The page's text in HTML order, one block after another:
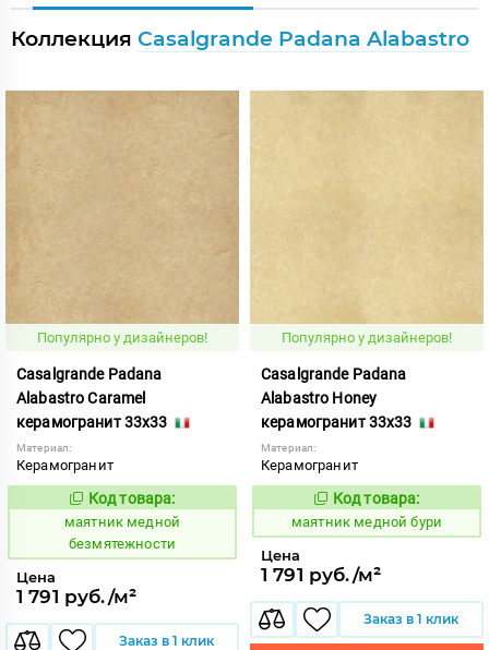
Коллекция Casalgrande Padana Alabastro
Популярно у дизайнеров!
Casalgrande Padana
Alabastro Caramel
керамогранит 33x33
Материал:
Керамогранит
928629
Код товара:
маятник медной
безмятежности
Цена
1 791 руб./м²
Заказ в 1 клик
Популярно у дизайнеров!
Casalgrande Padana
Alabastro Honey
керамогранит 33x33
Материал:
Керамогранит
928630
Код товара:
маятник медной бури
Цена
1 791 руб./м²
Заказ в 1 клик